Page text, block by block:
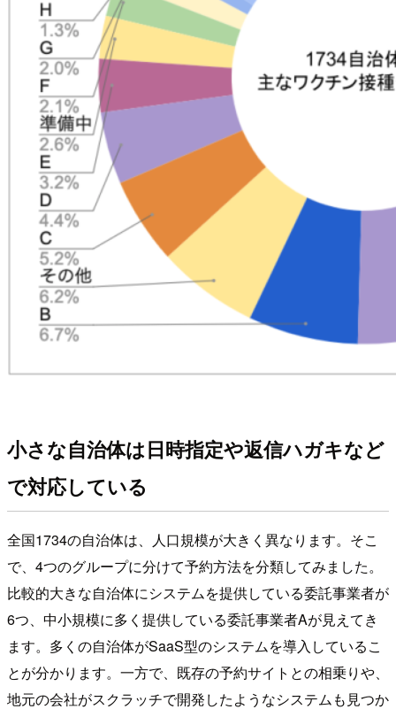
小さな自治体は日時指定や返信ハガキなど
で対応している
全国1734の自治体は、人口規模が大きく異なります。そこ
で、4つのグループに分けて予約方法を分類してみました。
比較的大きな自治体にシステムを提供している委託事業者が
6つ、中小規模に多く提供している委託事業者Aが見えてき
ます。多くの自治体がSaaS型のシステムを導入しているこ
とが分かります。一方で、既存の予約サイトとの相乗りや、
地元の会社がスクラッチで開発したようなシステムも見つか